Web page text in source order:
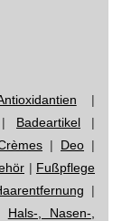
|
Badeartikel |
| Deo |
| Fußpflege
|
Hals-, Nasen-,